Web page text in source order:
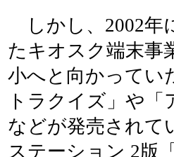
しかし、2002年
たキオスク端末事
小へと向かってい
トラクイズ」や
などが発売されて
ステーション 2版